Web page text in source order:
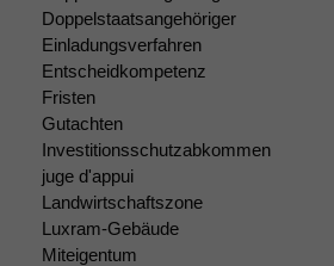
Doppelstaatsangehöriger
Einladungsverfahren
Entscheidkompetenz
Fristen
Gutachten
Investitionsschutzabkommen
juge d'appui
Landwirtschaftszone
Luxram-Gebäude
Miteigentum